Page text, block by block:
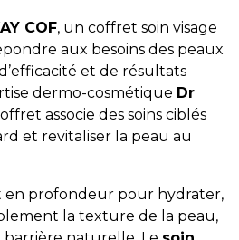
COF, un coffret soin visage
aux besoins des peaux
et de résultats
dermo-cosmétique Dr
associe des soins ciblés
et revitaliser la peau au
en profondeur pour hydrater,
la texture de la peau,